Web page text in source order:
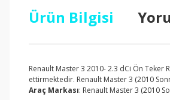
Ürün Bilgisi
Renault Master 3 2010- 2.3 dCi Ön Teker
ettirmektedir. Renault Master 3 (2010
Araç Markası: Renault Master 3 (2010